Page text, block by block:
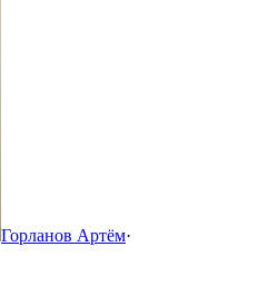
Горланов Артём·